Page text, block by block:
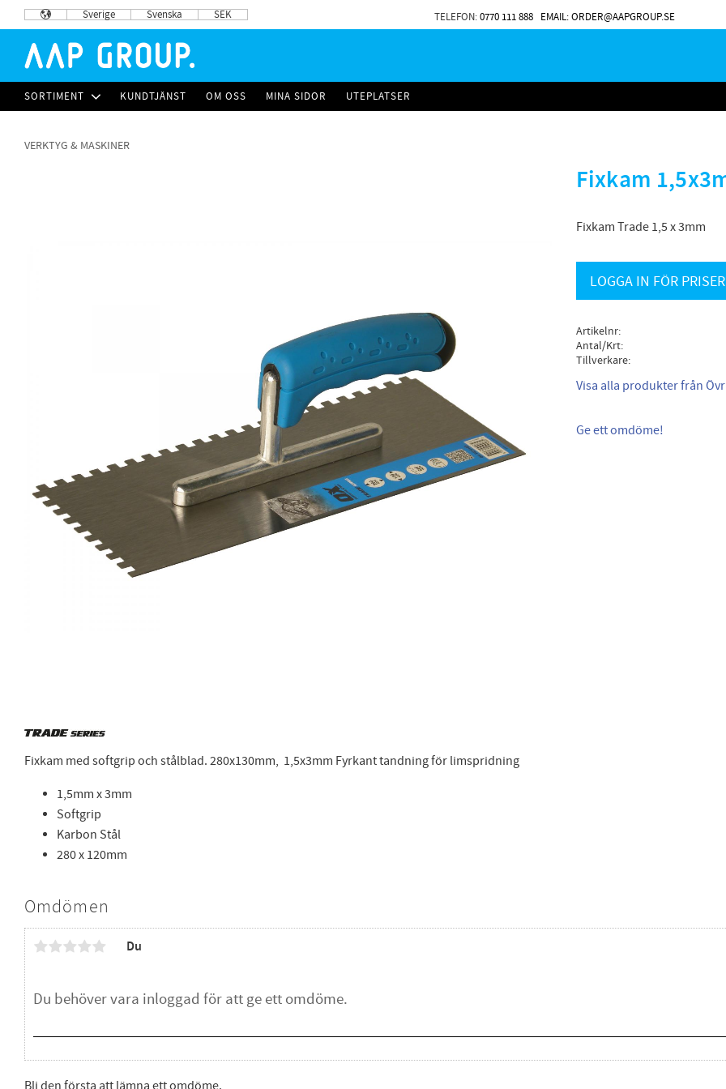
Sverige Svenska SEK TELEFON:0770 111 888 EMAIL: ORDER@AAPGROUP.SE
SORTIMENT KUNDTJÄNST OM OSS MINA SIDOR UTEPLATSER
VERKTYG & MASKINER
Fixkam
Fixkam Trade 1,5 x 3mm
LOGGA IN FÖR PRISER
Artikelnr
Antal/Krt
Tillverkare
Visa alla produkter från
Ge ett omdöme!
Fixkam med softgrip och stålblad. 280x130mm, 1,5x3mm Fyrkant tandning för limspridning
1,5mm x 3mm
Softgrip
Karbon Stål
280 x 120mm
Omdömen
Du